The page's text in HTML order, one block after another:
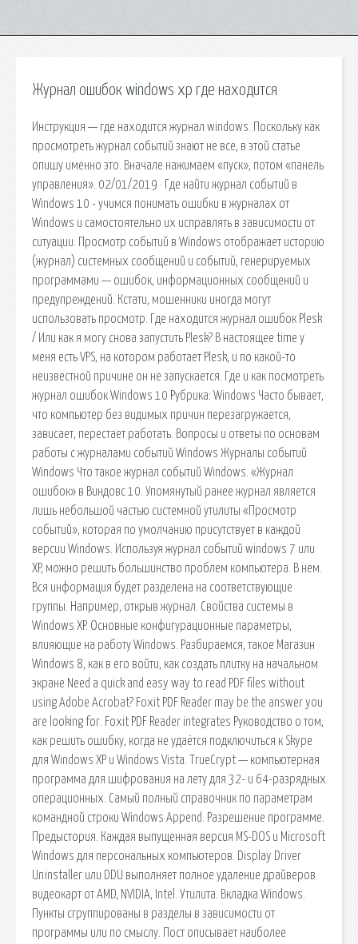
Журнал ошибок windows xp где находится
Инструкция — где находится журнал windows. Поскольку как
просмотреть журнал событий знают не все, в этой статье
опишу именно это. Вначале нажимаем «пуск», потом «панель
управления». 02/01/2019 · Где найти журнал событий в
Windows 10 - учимся понимать ошибки в журналах от
Windows и самостоятельно их исправлять в зависимости от
ситуации. Просмотр событий в Windows отображает историю
(журнал) системных сообщений и событий, генерируемых
программами — ошибок, информационных сообщений и
предупреждений. Кстати, мошенники иногда могут
использовать просмотр. Где находится журнал ошибок Plesk
/ Или как я могу снова запустить Plesk? В настоящее time у
меня есть VPS, на котором работает Plesk, и по какой-то
неизвестной причине он не запускается. Где и как посмотреть
журнал ошибок Windows 10 Рубрика: Windows Часто бывает,
что компьютер без видимых причин перезагружается,
зависает, перестает работать. Вопросы и ответы по основам
работы с журналами событий Windows Журналы событий
Windows Что такое журнал событий Windows. «Журнал
ошибок» в Виндовс 10. Упомянутый ранее журнал является
лишь небольшой частью системной утилиты «Просмотр
событий», которая по умолчанию присутствует в каждой
версии Windows. Используя журнал событий windows 7 или
XP, можно решить большинство проблем компьютера. В нем.
Вся информация будет разделена на соответствующие
группы. Например, открыв журнал. Свойства системы в
Windows XP. Основные конфигурационные параметры,
влияющие на работу Windows. Разбираемся, такое Магазин
Windows 8, как в его войти, как создать плитку на начальном
экране Need a quick and easy way to read PDF files without
using Adobe Acrobat? Foxit PDF Reader may be the answer you
are looking for. Foxit PDF Reader integrates Руководство о том,
как решить ошибку, когда не удаётся подключиться к Skype
для Windows XP и Windows Vista. TrueCrypt — компьютерная
программа для шифрования на лету для 32- и 64-разрядных
операционных. Самый полный справочник по параметрам
командной строки Windows Append. Разрешение программе.
Предыстория. Каждая выпущенная версия MS-DOS и Microsoft
Windows для персональных компьютеров. Display Driver
Uninstaller или DDU выполняет полное удаление драйверов
видеокарт от AMD, NVIDIA, Intel. Утилита. Вкладка Windows.
Пункты сгруппированы в разделы в зависимости от
программы или по смыслу. Пост описывает наиболее